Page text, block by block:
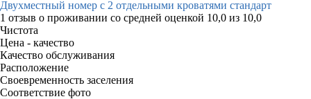
Двухместный номер с 2 отдельными кроватями стандарт
1 отзыв о проживании со средней оценкой 10,0 из 10,0
Чистота
Цена - качество
Качество обслуживания
Расположение
Своевременность заселения
Соответствие фото